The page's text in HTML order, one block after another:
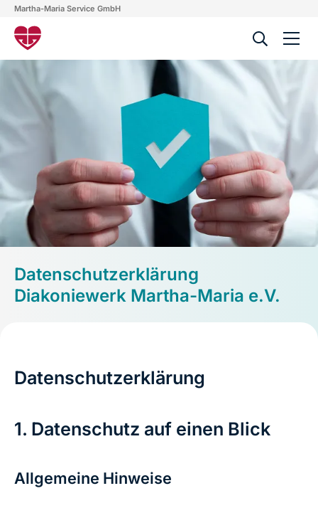
Martha-Maria Service GmbH
Datenschutzerklärung
Diakoniewerk Martha-Maria e.V.
Datenschutzerklärung
1. Datenschutz auf einen Blick
Allgemeine Hinweise